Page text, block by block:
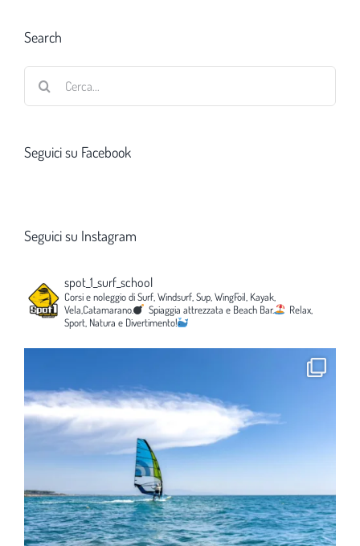
Search
Seguici su Facebook
Seguici su Instagram
spot_1_surf_school
Corsi e noleggio di Surf, Windsurf, Sup, WingFoil, Kayak,
Vela,Catamarano.
Spiaggia attrezzata e Beach Bar.
Relax,
Sport, Natura e Divertimento!